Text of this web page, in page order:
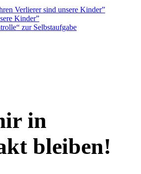
Verlierer sind unsere Kinder”
Kinder”
zur Selbstaufgabe
in
bleiben!